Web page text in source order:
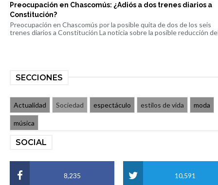
Preocupación en Chascomús: ¿Adiós a dos trenes diarios a
Constitución?
Preocupación en Chascomús por la posible quita de dos de los seis
trenes diarios a Constitución La noticia sobre la posible reducción
SECCIONES
Actualidad Sociedad espectáculo estilos de vida moda
música
SOCIAL
8,235 10,591